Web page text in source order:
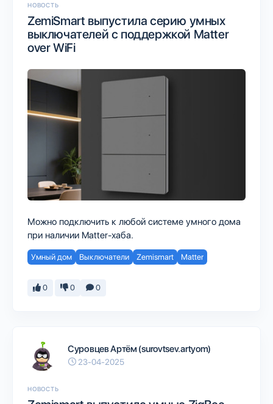
НОВОСТЬ
ZemiSmart выпустила серию умных
выключателей с поддержкой Matter
over WiFi
Можно подключить к любой системе умного дома
при наличии Matter-хаба.
Умный дом Выключатели Zemismart Matter
0 0 0
Суровцев Артём (surovtsev.artyom)
23-04-2025
НОВОСТЬ